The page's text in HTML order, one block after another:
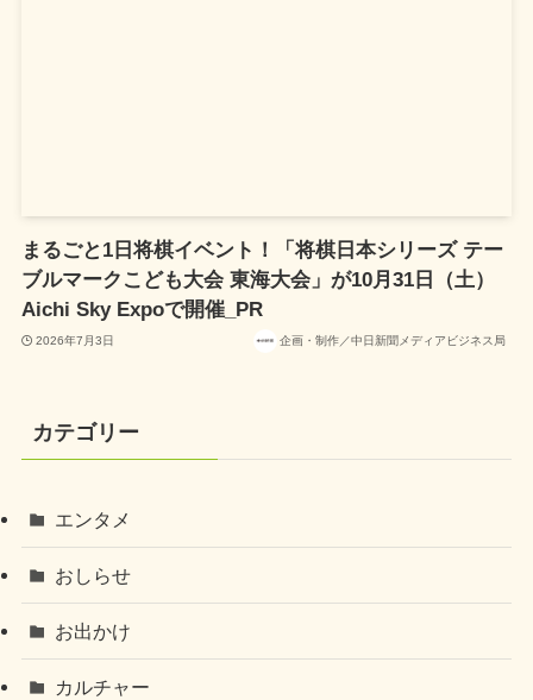
まるごと1日将棋イベント！「将棋日本シリーズ テー
ブルマークこども大会 東海大会」が10月31日（土）
Aichi Sky Expoで開催_PR
2026年7月3日 企画・制作／中日新聞メディアビジネス局
カテゴリー
エンタメ
おしらせ
お出かけ
カルチャー